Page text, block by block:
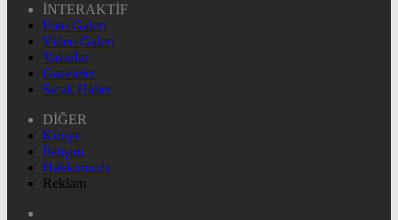
İNTERAKTİF
Foto Galeri
Video Galeri
Yazarlar
Gazeteler
Sıcak Haber
DİĞER
Künye
İletişim
Hakkımızda
Reklam